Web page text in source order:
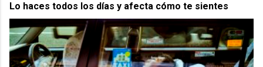
Lo haces todos los días y afecta cómo te sientes